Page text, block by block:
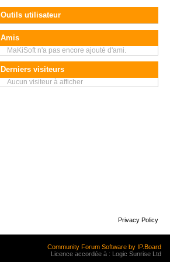
Outils utilisateur
Amis
MaKiSoft n'a pas encore ajouté d'ami.
Derniers visiteurs
Aucun visiteur à afficher
Privacy Policy
Community Forum Software by IP.Board
Licence accordée à : Logic Sunrise Ltd